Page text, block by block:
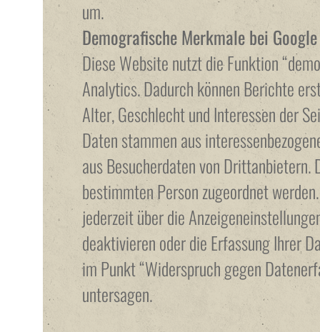
um.
Demografische Merkmale bei
Diese Website nutzt die Funktion
Analytics. Dadurch können Berichte
Alter, Geschlecht und Interessen der
Daten stammen aus
aus Besucherdaten von Drittanbietern.
bestimmten Person zugeordnet
jederzeit über die
deaktivieren oder die Erfassung Ihrer
im Punkt “Widerspruch gegen
untersagen.